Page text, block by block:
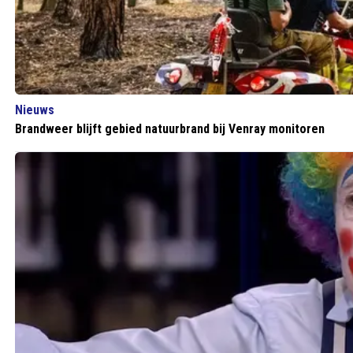
Nieuws
Brandweer blijft gebied natuurbrand bij Venray monitoren